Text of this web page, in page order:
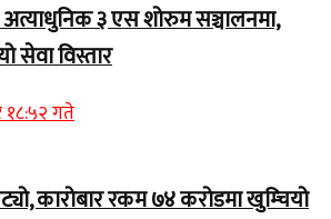
अत्याधुनिक ३ एस शोरुम सञ्चालनमा,
सेवा विस्तार
१८:५२ गते
कारोबार रकम ७४ करोडमा खुम्चियो